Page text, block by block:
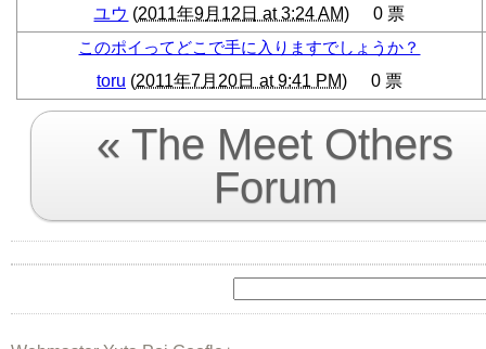
ユウ (2011年9月12日 at 3:24 AM) 0 票
このポイってどこで手に入りますでしょうか？
toru (2011年7月20日 at 9:41 PM) 0 票
« The Meet Others
Forum